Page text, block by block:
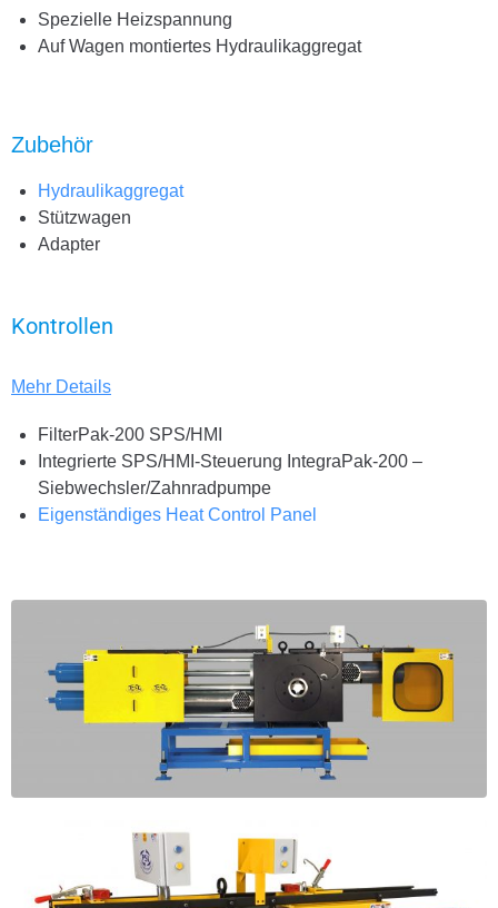
Spezielle Heizspannung
Auf Wagen montiertes Hydraulikaggregat
Zubehör
Hydraulikaggregat
Stützwagen
Adapter
Kontrollen
Mehr Details
FilterPak-200 SPS/HMI
Integrierte SPS/HMI-Steuerung IntegraPak-200 –
Siebwechsler/Zahnradpumpe
Eigenständiges Heat Control Panel